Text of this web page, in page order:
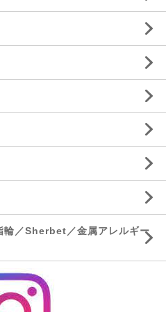
／Sherbet／金属アレルギー